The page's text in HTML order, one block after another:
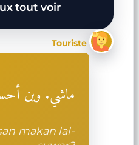
tout voir
Touriste
ماشي. وين
makan lal-